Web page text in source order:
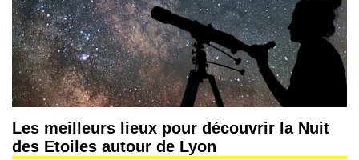
Les meilleurs lieux pour découvrir la Nuit
des Etoiles autour de Lyon